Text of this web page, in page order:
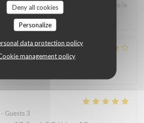
Deny all cookies
Personalize
data protection policy
management policy
de la Vilaine est très agréable, lorsque le
aujourd'hui.
- Guests 2
Guests 3